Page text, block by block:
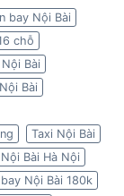
bay Nội Bài
chỗ
Bài
Bài
Taxi Nội Bài
Bài Hà Nội
Nội Bài 180k